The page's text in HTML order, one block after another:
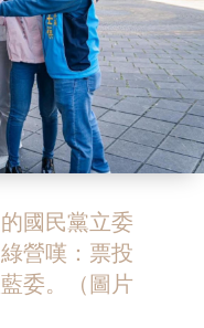
國民黨立委
營嘆：票投
委。（圖片